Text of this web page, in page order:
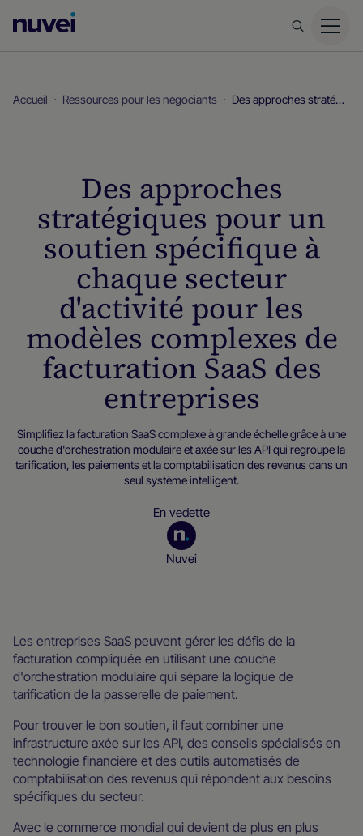
d’accueil
Accueil Ressources pour les négociants Des approches stratégiques pour un soutien spécifique à chaque secteur d'activité pour les modèles complexes de facturation SaaS des entreprises
Des approches
stratégiques pour un
soutien spécifique à
chaque secteur
d'activité pour les
modèles complexes de
facturation SaaS des
entreprises
Simplifiez la facturation SaaS complexe à grande échelle grâce à une
couche d'orchestration modulaire et axée sur les API qui regroupe la
tarification, les paiements et la comptabilisation des revenus dans un
seul système intelligent.
En vedette
Nuvei
Les entreprises SaaS peuvent gérer les défis de la
facturation compliquée en utilisant une couche
d'orchestration modulaire qui sépare la logique de
tarification de la passerelle de paiement.
Pour trouver le bon soutien, il faut combiner une
infrastructure axée sur les API, des conseils spécialisés en
technologie financière et des outils automatisés de
comptabilisation des revenus qui répondent aux besoins
spécifiques du secteur.
Avec le commerce mondial qui devient de plus en plus